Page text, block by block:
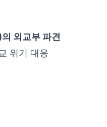
외교부 파견
위기 대응